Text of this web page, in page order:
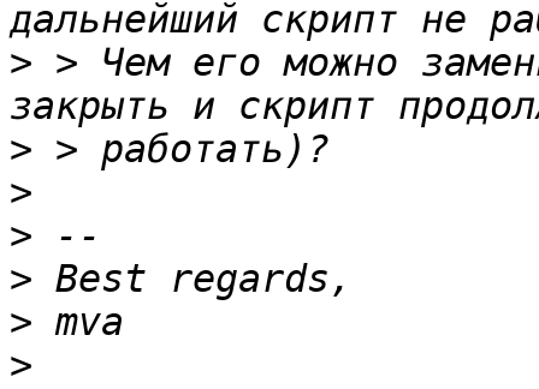
> > Чем его можно
>
>
>
>
>
>